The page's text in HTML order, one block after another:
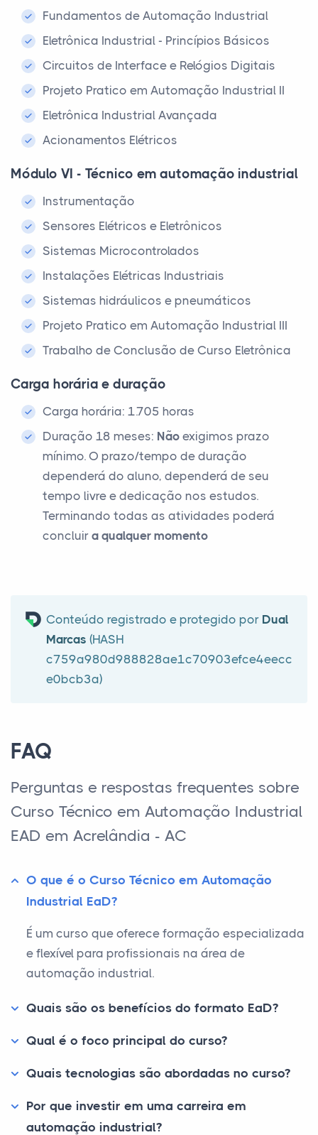
Fundamentos de Automação Industrial
Eletrônica Industrial - Princípios Básicos
Circuitos de Interface e Relógios Digitais
Projeto Pratico em Automação Industrial II
Eletrônica Industrial Avançada
Acionamentos Elétricos
Módulo VI - Técnico em automação industrial
Instrumentação
Sensores Elétricos e Eletrônicos
Sistemas Microcontrolados
Instalações Elétricas Industriais
Sistemas hidráulicos e pneumáticos
Projeto Pratico em Automação Industrial III
Trabalho de Conclusão de Curso Eletrônica
Carga horária e duração
Carga horária: 1.705 horas
Duração 18 meses: Não exigimos prazo
mínimo. O prazo/tempo de duração
dependerá do aluno, dependerá de seu
tempo livre e dedicação nos estudos.
Terminando todas as atividades poderá
concluir a qualquer momento
Conteúdo registrado e protegido por Dual
Marcas (HASH
c759a980d988828ae1c70903efce4eecc
e0bcb3a)
FAQ
Perguntas e respostas frequentes sobre
Curso Técnico em Automação Industrial
EAD em Acrelândia - AC
O que é o Curso Técnico em Automação
Industrial EaD?
É um curso que oferece formação especializada
e flexível para profissionais na área de
automação industrial.
Quais são os benefícios do formato EaD?
Qual é o foco principal do curso?
Quais tecnologias são abordadas no curso?
Por que investir em uma carreira em
automação industrial?